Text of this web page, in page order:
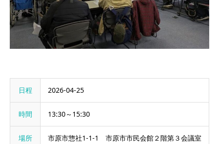
日程 2026-04-25
時間 13:30～15:30
場所 市原市惣社1-1-1 市原市市民会館２階第３会議室